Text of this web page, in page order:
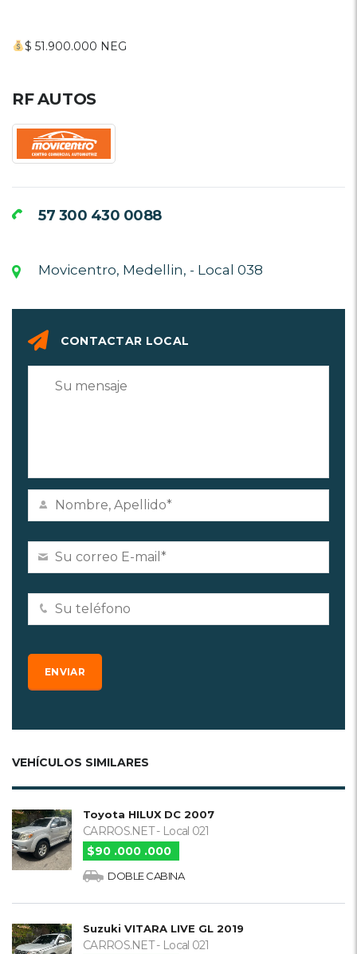
$ 51.900.000 NEG
RF AUTOS
57 300 430 0088
Movicentro, Medellin, - Local 038
CONTACTAR LOCAL
VEHÍCULOS SIMILARES
Toyota HILUX DC 2007
CARROS.NET - Local 021
$90 .000 .000
DOBLE CABINA
Suzuki VITARA LIVE GL 2019
CARROS.NET - Local 021